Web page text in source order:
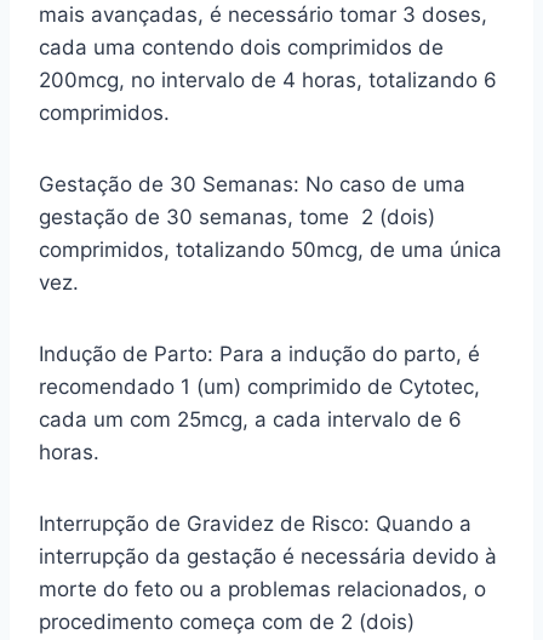
mais avançadas, é necessário tomar 3 doses,
cada uma contendo dois comprimidos de
200mcg, no intervalo de 4 horas, totalizando 6
comprimidos.
Gestação de 30 Semanas: No caso de uma
gestação de 30 semanas, tome 2 (dois)
comprimidos, totalizando 50mcg, de uma única
vez.
Indução de Parto: Para a indução do parto, é
recomendado 1 (um) comprimido de Cytotec,
cada um com 25mcg, a cada intervalo de 6
horas.
Interrupção de Gravidez de Risco: Quando a
interrupção da gestação é necessária devido à
morte do feto ou a problemas relacionados, o
procedimento começa com de 2 (dois)